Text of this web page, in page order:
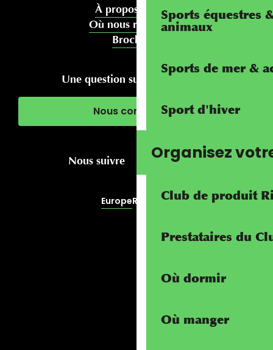
Sports équestres
animaux
Sports de mer &
Sport d'hiver
Organisez
Club de produit
Prestataires du
Où dormir
Où manger
À propos de nous
Où nous rencontrer
Brochures
Une question sur votre séjour ?
Nous contacter
Nous suivre
EuropeRivierALP